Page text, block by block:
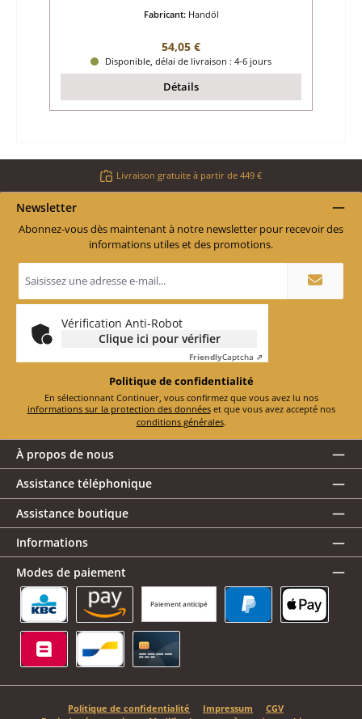
Fabricant: Handöl
Prix régulier :
54,05 €
Disponible, délai de livraison : 4-6 jours
Détails
Livraison gratuite à partir de 449 €
Newsletter
Abonnez-vous dès maintenant à notre newsletter pour recevoir des
informations utiles et des promotions.
Adresse
e-
*
Vérification Anti-Robot
Clique ici pour vérifier
FriendlyCaptcha ⇗
Politique de confidentialité
En sélectionnant Continuer, vous confirmez que vous avez lu nos
informations sur la protection des données
et que vous avez accepté nos
conditions générales.
À propos de nous
Assistance téléphonique
Assistance boutique
Informations
Modes de paiement
Paiement anticipé
KBC/CBC Payment Button
Amazon Pay
Politique de confidentialité Impressum
CGV